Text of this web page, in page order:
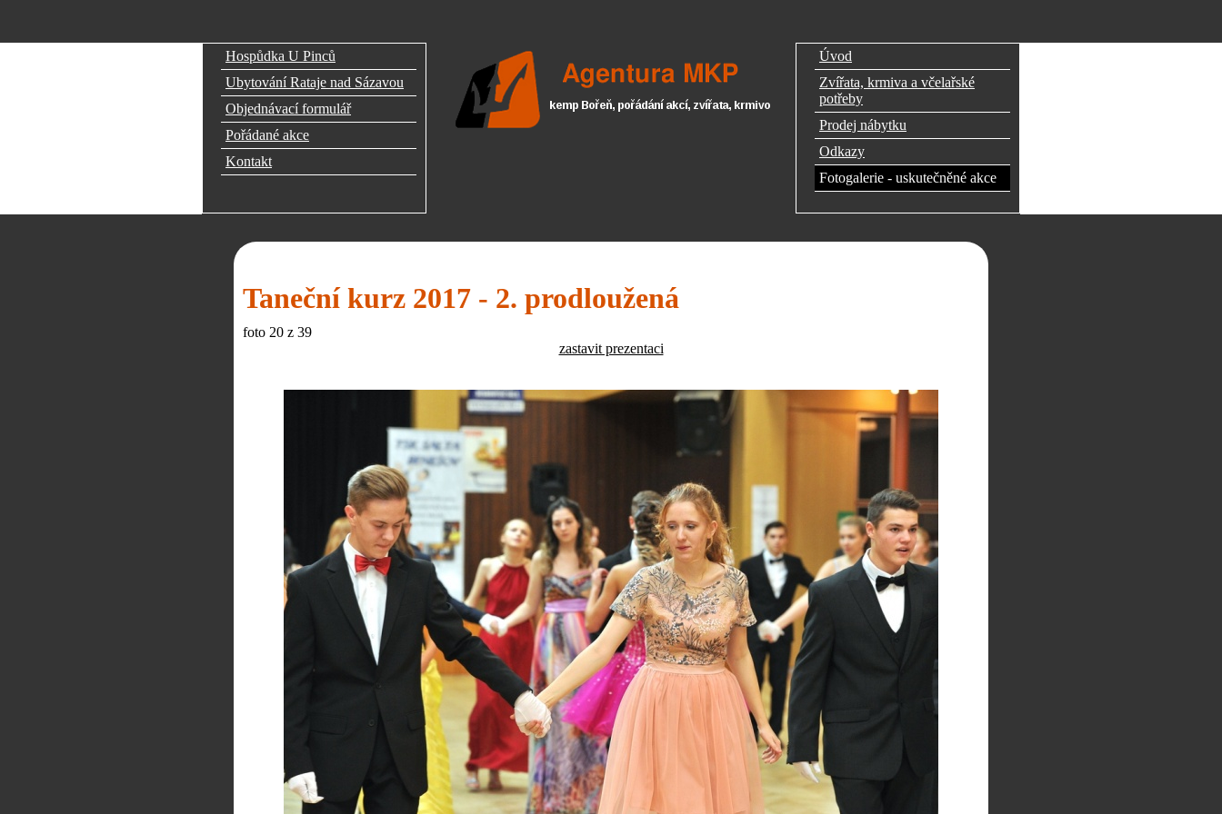
Hospůdka U Pinců
Ubytování Rataje nad Sázavou
Objednávací formulář
Pořádané akce
Kontakt
Úvod
Zvířata, krmiva a včelařské
potřeby
Prodej nábytku
Odkazy
Fotogalerie - uskutečněné akce
Taneční kurz 2017 - 2. prodloužená
foto 20 z 39
zastavit prezentaci